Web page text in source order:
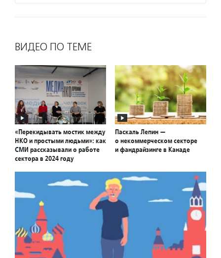
ВИДЕО ПО ТЕМЕ
«Перекидывать мостик между
НКО и простыми людьми»: как
СМИ рассказывали о работе
сектора в 2024 году
Паскаль Лепин —
о некоммерческом секторе
и фандрайзинге в Канаде